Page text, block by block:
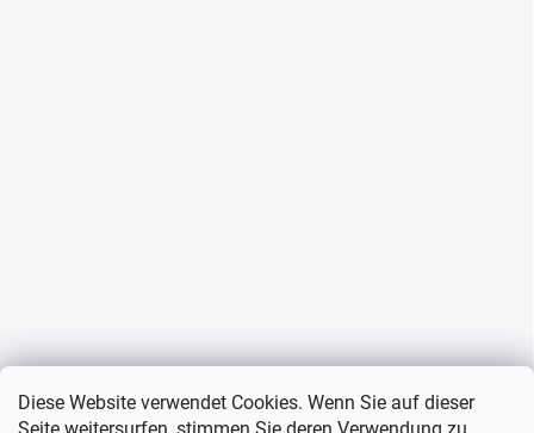
Diese Website verwendet Cookies. Wenn Sie auf dieser